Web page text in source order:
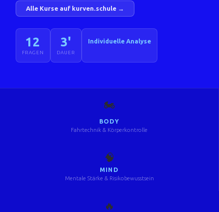
Alle Kurse auf kurven.schule →
12
FRAGEN
3'
DAUER
Individuelle Analyse
🏍️
BODY
Fahrtechnik & Körperkontrolle
🧠
MIND
Mentale Stärke & Risikobewusstsein
🔥